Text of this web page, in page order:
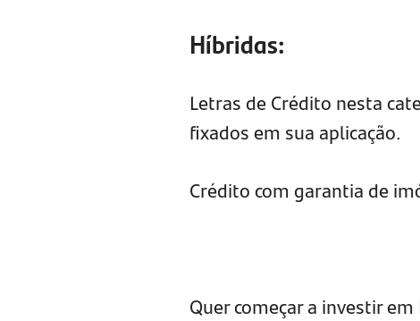
Híbridas:
Letras de Crédito nesta
fixados em sua aplicação.
Crédito com garantia de
Quer começar a investir